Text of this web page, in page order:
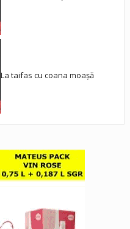
La taifas cu coana moașă